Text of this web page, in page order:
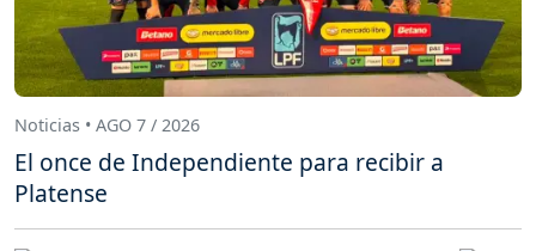
Noticias • AGO 7 / 2026
El once de Independiente para recibir a
Platense